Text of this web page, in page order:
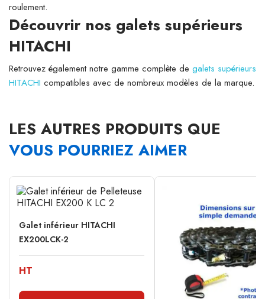
roulement.
Découvrir nos galets supérieurs
HITACHI
Retrouvez également notre gamme complète de galets supérieurs
HITACHI compatibles avec de nombreux modèles de la marque.
LES AUTRES PRODUITS QUE
VOUS POURRIEZ AIMER
Galet inférieur HITACHI
EX200LCK-2
HT